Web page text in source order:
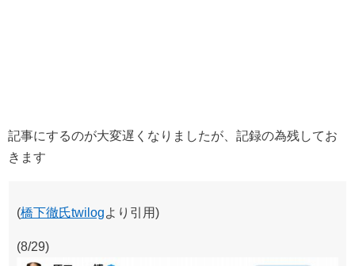
記事にするのが大変遅くなりましたが、記録の為残してお
きます
(橋下徹氏twilogより引用)
(8/29)